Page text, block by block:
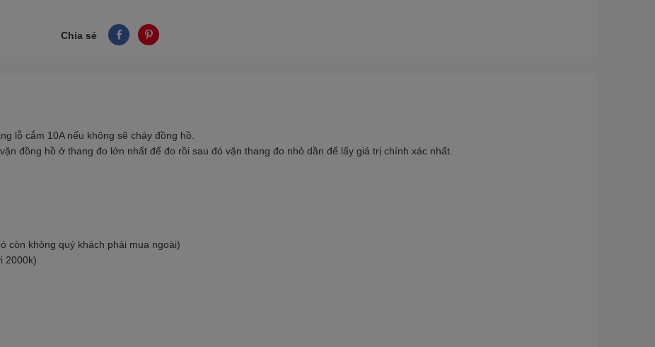
Chia sẻ
lỗ cắm 10A nếu không sẽ cháy đồng hồ.
đồng hồ ở thang đo lớn nhất để đo rồi sau đó vặn thang đo nhỏ dần để lấy giá trị chính xác nhất.
còn không quý khách phải mua ngoài)
2000k)